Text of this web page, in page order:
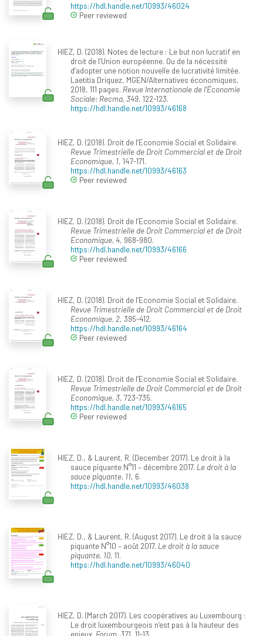
https://hdl.handle.net/10993/46024
Peer reviewed
HIEZ, D. (2018). Notes de lecture : Le but non lucratif en
droit de l’Union européenne. Ou de la nécessité
d’adopter une notion nouvelle de lucrativité limitée.
Laetitia Driquez, MGEN/Alternatives économiques,
2018, 111 pages. Revue Internationale de l'Économie
Sociale: Recma, 349, 122-123.
https://hdl.handle.net/10993/46168
HIEZ, D. (2018). Droit de l’Economie Social et Solidaire.
Revue Trimestrielle de Droit Commercial et de Droit
Economique, 1, 147-171.
https://hdl.handle.net/10993/46163
Peer reviewed
HIEZ, D. (2018). Droit de l’Economie Social et Solidaire.
Revue Trimestrielle de Droit Commercial et de Droit
Economique, 4, 968-980.
https://hdl.handle.net/10993/46166
Peer reviewed
HIEZ, D. (2018). Droit de l’Economie Social et Solidaire.
Revue Trimestrielle de Droit Commercial et de Droit
Economique, 2, 395-412.
https://hdl.handle.net/10993/46164
Peer reviewed
HIEZ, D. (2018). Droit de l’Economie Social et Solidaire.
Revue Trimestrielle de Droit Commercial et de Droit
Economique, 3, 723-735.
https://hdl.handle.net/10993/46165
Peer reviewed
HIEZ, D., & Laurent, R. (December 2017). Le droit à la
sauce piquante N°11 – décembre 2017. Le droit à la
sauce piquante, 11, 6.
https://hdl.handle.net/10993/46038
HIEZ, D., & Laurent, R. (August 2017). Le droit à la sauce
piquante N°10 – août 2017. Le droit à la sauce
piquante, 10, 11.
https://hdl.handle.net/10993/46040
HIEZ, D. (March 2017). Les coopératives au Luxembourg :
Le droit luxembourgeois n’est pas à la hauteur des